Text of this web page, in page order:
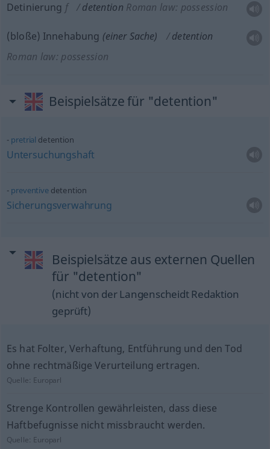
Detinierung f detention Roman law: possession
(bloße) Innehabung (einer Sache)
detention
Roman law: possession
Beispielsätze für "detention"
pretrial detention
Untersuchungshaft
preventivedetention
Sicherungsverwahrung
Beispielsätze aus externen Quellen
für "detention"
(nicht von der Langenscheidt Redaktion
geprüft)
Es hat Folter, Verhaftung, Entführung und den Tod
ohne rechtmäßige Verurteilung ertragen.
Quelle: Europarl
Strenge Kontrollen gewährleisten, dass diese
Haftbefugnisse nicht missbraucht werden.
Quelle: Europarl